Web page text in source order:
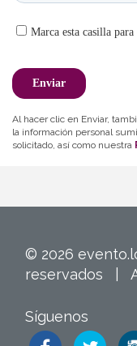
Al hacer clic en Enviar,
la información personal
solicitado, así como nuestra
© 2026
reservados |
Síguenos